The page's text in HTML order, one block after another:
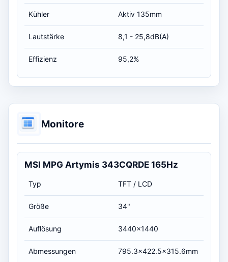
Kühler Aktiv 135mm
Lautstärke 8,1 - 25,8dB(A)
Effizienz 95,2%
Monitore
MSI MPG Artymis 343CQRDE 165Hz
Typ TFT / LCD
Größe 34"
Auflösung 3440x1440
Abmessungen 795.3x422.5x315.6mm